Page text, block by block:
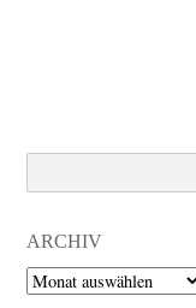
ARCHIV
Archiv